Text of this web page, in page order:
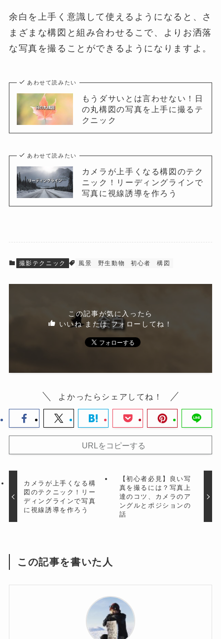
余白を上手く意識して使えるようになると、さ
まざまな構図と組み合わせるこで、よりお洒落
な写真を撮ることができるようになりますよ。
あわせて読みたい
もうダサいとは言わせない！日
の丸構図の写真を上手に撮るテ
クニック
あわせて読みたい
カメラが上手くなる構図のテク
ニック！リーディングラインで
写真に視線誘導を作ろう
撮影テクニック 風景 野生動物 初心者 構図
この記事が気に入ったら
いいね または フォローしてね！
よかったらシェアしてね！
URLをコピーする
カメラが上手くなる構
図のテクニック！リー
ディングラインで写真
に視線誘導を作ろう
【初心者必見】良い写
真を撮るには？写真上
達のコツ、カメラのア
ングルとポジションの
話
この記事を書いた人